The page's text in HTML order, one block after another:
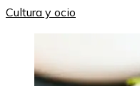
Cultura y ocio